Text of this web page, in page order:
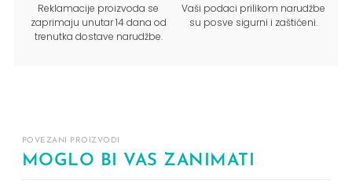
Reklamacije proizvoda se
zaprimaju unutar 14 dana od
trenutka dostave narudžbe.
Vaši podaci prilikom narudžbe
su posve sigurni i zaštićeni.
POVEZANI PROIZVODI
MOGLO BI VAS ZANIMATI